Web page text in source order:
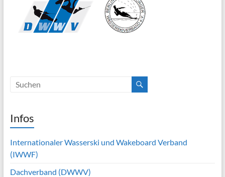
Infos
Internationaler Wasserski und Wakeboard Verband
(IWWF)
Dachverband (DWWV)